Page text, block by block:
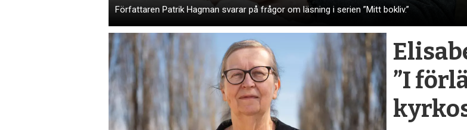
Författaren Patrik Hagman svarar på frågor om läsning i serien ”Mitt bokliv.”
”I